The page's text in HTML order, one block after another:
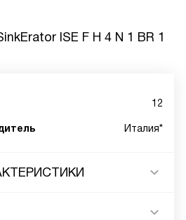
ISE F H 4 N 1 BR 1
12
Италия*